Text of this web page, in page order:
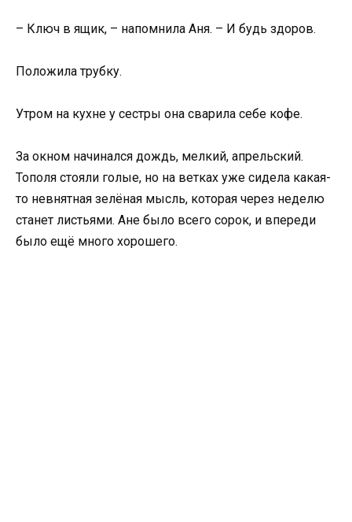
– Ключ в ящик, – напомнила Аня. – И будь здоров.
Положила трубку.
Утром на кухне у сестры она сварила себе кофе.
За окном начинался дождь, мелкий, апрельский.
Тополя стояли голые, но на ветках уже сидела какая-
то невнятная зелёная мысль, которая через неделю
станет листьями. Ане было всего сорок, и впереди
было ещё много хорошего.